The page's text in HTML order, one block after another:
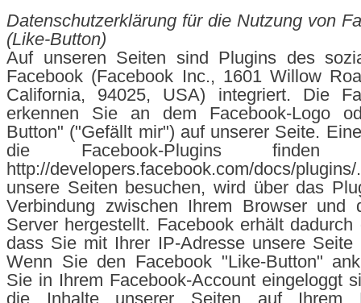
Datenschutzerklärung für die Nutzung von
(Like-Button)
Auf unseren Seiten sind Plugins des
Facebook (Facebook Inc., 1601 Willow
California, 94025, USA) integriert. Die
erkennen Sie an dem Facebook-Logo
Button" ("Gefällt mir") auf unserer Seite.
die Facebook-Plugins
http://developers.facebook.com/docs/
unsere Seiten besuchen, wird über das
Verbindung zwischen Ihrem Browser und
Server hergestellt. Facebook erhält dadurch
dass Sie mit Ihrer IP-Adresse unsere Seite
Wenn Sie den Facebook "Like-Button"
Sie in Ihrem Facebook-Account eingeloggt
die Inhalte unserer Seiten auf Ihrem